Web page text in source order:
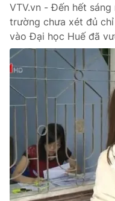
VTV.vn - Đến hết
trường chưa xét đủ
vào Đại học Huế đã